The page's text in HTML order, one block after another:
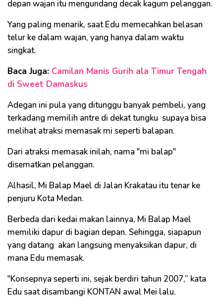
depan wajan itu mengundang decak kagum pelanggan.
Yang paling menarik, saat Edu memecahkan belasan
telur ke dalam wajan, yang hanya dalam waktu
singkat.
Baca Juga: Camilan Manis Gurih ala Timur Tengah
di Sweet Damaskus
Adegan ini pula yang ditunggu banyak pembeli, yang
terkadang memilih antre di dekat tungku supaya bisa
melihat atraksi memasak mi seperti balapan.
Dari atraksi memasak inilah, nama "mi balap"
disematkan pelanggan.
Alhasil, Mi Balap Mael di Jalan Krakatau itu tenar ke
penjuru Kota Medan.
Berbeda dari kedai makan lainnya, Mi Balap Mael
memiliki dapur di bagian depan. Sehingga, siapapun
yang datang akan langsung menyaksikan dapur, di
mana Edu memasak.
"Konsepnya seperti ini, sejak berdiri tahun 2007,” kata
Edu saat disambangi KONTAN awal Mei lalu.